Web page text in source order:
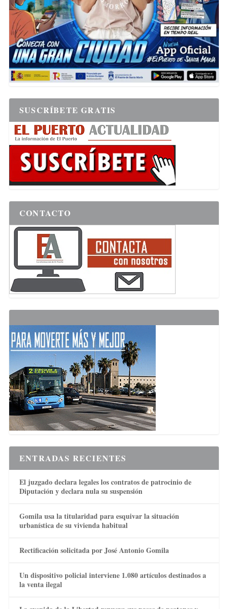
SUSCRÍBETE GRATIS
CONTACTO
ENTRADAS RECIENTES
El juzgado declara legales los contratos de patrocinio de
Diputación y declara nula su suspensión
Gomila usa la titularidad para esquivar la situación
urbanística de su vivienda habitual
Rectificación solicitada por José Antonio Gomila
Un dispositivo policial interviene 1.080 artículos destinados a
la venta ilegal